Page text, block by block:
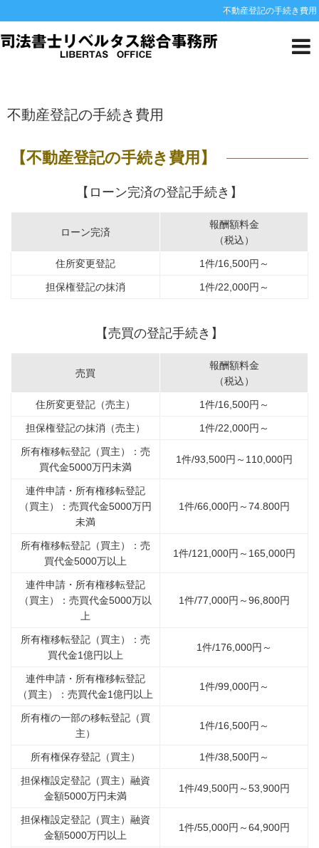
不動産登記の手続き費用
不動産登記の手続き費用
【不動産登記の手続き費用】
【ローン完済の登記手続き】
ローン完済
報酬額料金
（税込）
住所変更登記 1件/16,500円～
担保権登記の抹消 1件/22,000円～
【売買の登記手続き】
売買
報酬額料金
（税込）
住所変更登記（売主） 1件/16,500円～
担保権登記の抹消（売主） 1件/22,000円～
所有権移転登記（買主）：売
買代金5000万円未満
1件/93,500円～110,000円
連件申請・所有権移転登記
（買主）：売買代金5000万円
未満
1件/66,000円～74.800円
所有権移転登記（買主）：売
買代金5000万以上
1件/121,000円～165,000円
連件申請・所有権移転登記
（買主）：売買代金5000万以
上
1件/77,000円～96,800円
所有権移転登記（買主）：売
買代金1億円以上
1件/176,000円～
連件申請・所有権移転登記
（買主）：売買代金1億円以上
1件/99,000円～
所有権の一部の移転登記（買
主）
1件/16,500円～
所有権保存登記（買主） 1件/38,500円～
担保権設定登記（買主）融資
金額5000万円未満
1件/49,500円～53,900円
担保権設定登記（買主）融資
金額5000万円以上
1件/55,000円～64,900円